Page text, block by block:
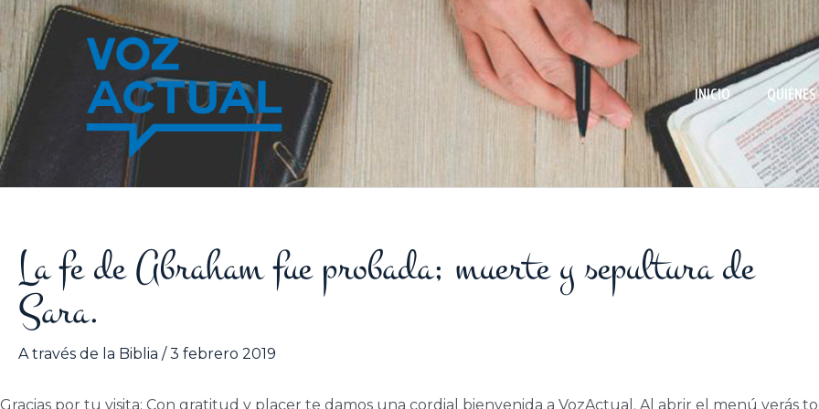
contenido
INICIO
La fe de Abraham fue probada; muerte y sepultura de
Sara.
A través de la Biblia /3 febrero 2019
Gracias por tu visita: Con gratitud y placer te damos una cordial bienvenida a VozActual. Al abrir el menú verás